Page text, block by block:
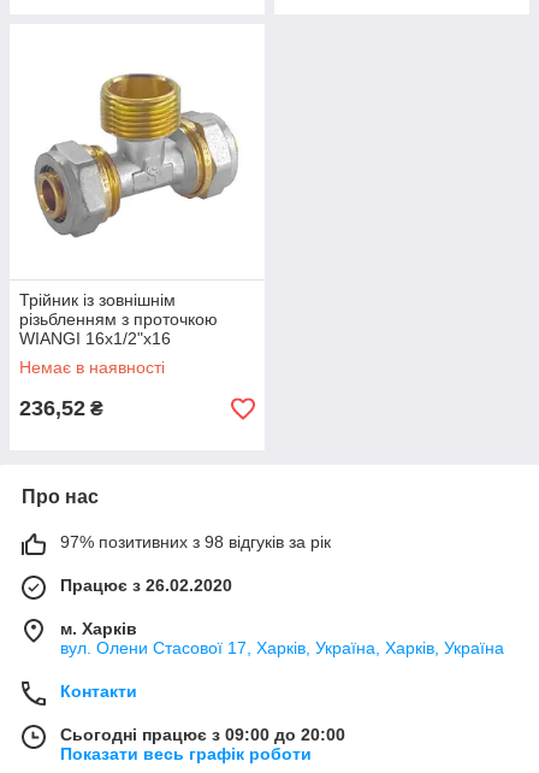
Трійник із зовнішнім
різьбленням з проточкою
WIANGI 16х1/2"х16
Немає в наявності
236,52 ₴
Про нас
97% позитивних з 98 відгуків за рік
Працює з 26.02.2020
м. Харків
вул. Олени Стасової 17, Харків, Україна, Харків, Україна
Контакти
Сьогодні працює з 09:00 до 20:00
Показати весь графік роботи